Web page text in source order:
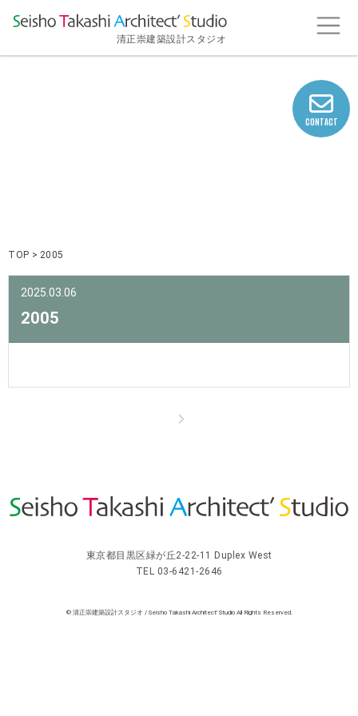
清正崇建築設計スタジオ
TOP > 2005
2025.03.06
2005
東京都目黒区緑が丘2-22-11 Duplex West
TEL 03-6421-2646
© 清正崇建築設計スタジオ / Seisho Takashi Architect' Studio All Rights Reserved.
CONTACT